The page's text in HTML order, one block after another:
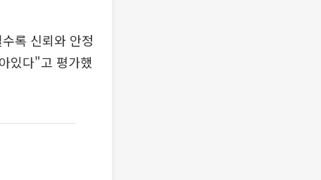
록 신뢰와 안정
있다"고 평가했